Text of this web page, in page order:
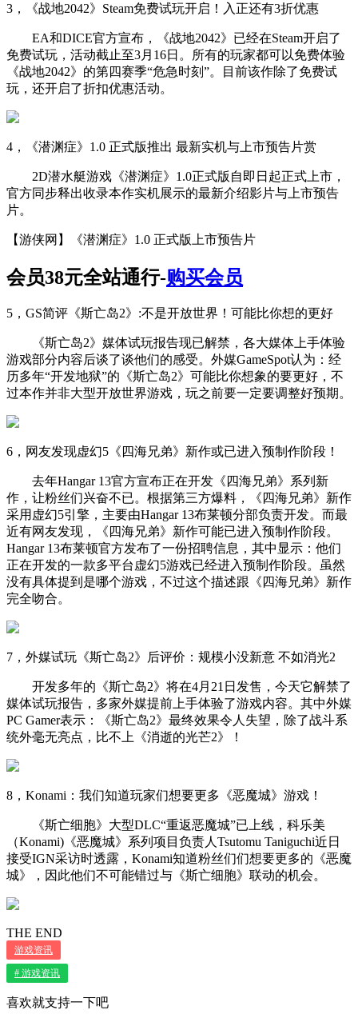
3，《战地2042》Steam免费试玩开启！入正还有3折优惠
EA和DICE官方宣布，《战地2042》已经在Steam开启了
免费试玩，活动截止至3月16日。所有的玩家都可以免费体验
《战地2042》的第四赛季“危急时刻”。目前该作除了免费试
玩，还开启了折扣优惠活动。
4，《潜渊症》1.0 正式版推出 最新实机与上市预告片赏
2D潜水艇游戏《潜渊症》1.0正式版自即日起正式上市，
官方同步释出收录本作实机展示的最新介绍影片与上市预告
片。
【游侠网】《潜渊症》1.0 正式版上市预告片
会员38元全站通行-购买会员
5，GS简评《斯亡岛2》:不是开放世界！可能比你想的更好
《斯亡岛2》媒体试玩报告现已解禁，各大媒体上手体验
游戏部分内容后谈了谈他们的感受。外媒GameSpot认为：经
历多年“开发地狱”的《斯亡岛2》可能比你想象的要更好，不
过本作并非大型开放世界游戏，玩之前要一定要调整好预期。
6，网友发现虚幻5《四海兄弟》新作或已进入预制作阶段！
去年Hangar 13官方宣布正在开发《四海兄弟》系列新
作，让粉丝们兴奋不已。根据第三方爆料，《四海兄弟》新作
采用虚幻5引擎，主要由Hangar 13布莱顿分部负责开发。而最
近有网友发现，《四海兄弟》新作可能已进入预制作阶段。
Hangar 13布莱顿官方发布了一份招聘信息，其中显示：他们
正在开发的一款多平台虚幻5游戏已经进入预制作阶段。虽然
没有具体提到是哪个游戏，不过这个描述跟《四海兄弟》新作
完全吻合。
7，外媒试玩《斯亡岛2》后评价：规模小没新意 不如消光2
开发多年的《斯亡岛2》将在4月21日发售，今天它解禁了
媒体试玩报告，多家外媒提前上手体验了游戏内容。其中外媒
PC Gamer表示：《斯亡岛2》最终效果令人失望，除了战斗系
统外毫无亮点，比不上《消逝的光芒2》！
8，Konami：我们知道玩家们想要更多《恶魔城》游戏！
《斯亡细胞》大型DLC“重返恶魔城”已上线，科乐美
（Konami)《恶魔城》系列项目负责人Tsutomu Taniguchi近日
接受IGN采访时透露，Konami知道粉丝们们想要更多的《恶魔
城》，因此他们不可能错过与《斯亡细胞》联动的机会。
THE END
游戏资讯
# 游戏资讯
喜欢就支持一下吧